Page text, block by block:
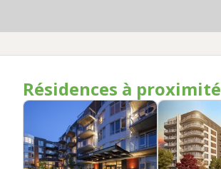
Résidences à proximité